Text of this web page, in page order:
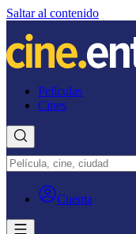
Saltar al contenido
Películas
Cines
Cuenta